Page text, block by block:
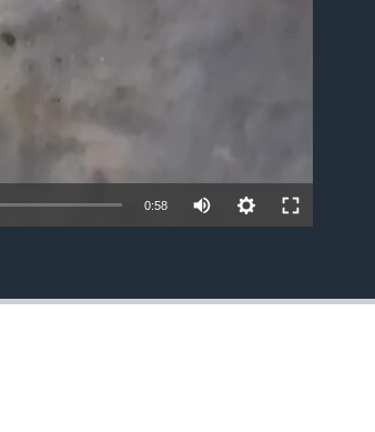
0:58